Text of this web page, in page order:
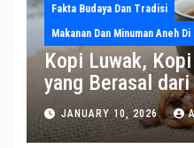
Fakta Budaya Dan Tradisi
Makanan Dan Minuman Aneh
Kopi Luwak,
yang Berasal
JANUARY 10, 2026